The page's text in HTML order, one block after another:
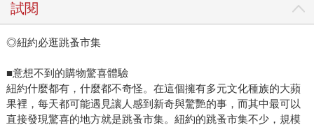
試閱
◎紐約必逛跳蚤市集
■意想不到的購物驚喜體驗
紐約什麼都有，什麼都不奇怪。在這個擁有多元文化種族的大蘋
果裡，每天都可能遇見讓人感到新奇與驚艷的事，而其中最可以
直接發現驚喜的地方就是跳蚤市集。紐約的跳蚤市集不少，規模